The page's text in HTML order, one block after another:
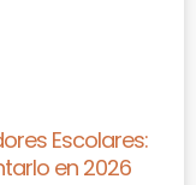
Escolares:
en 2026